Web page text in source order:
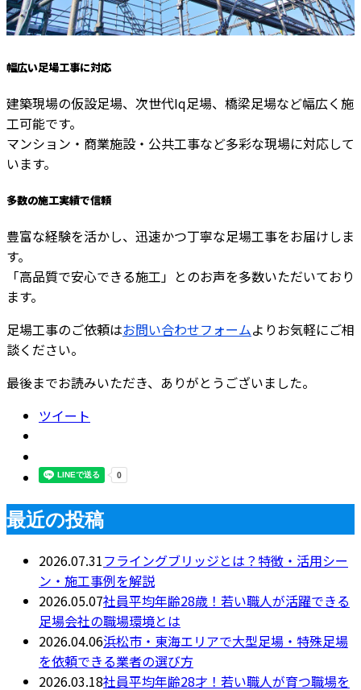
幅広い足場工事に対応
建築現場の仮設足場、次世代Iq足場、橋梁足場など幅広く施
工可能です。
マンション・商業施設・公共工事など多彩な現場に対応して
います。
多数の施工実績で信頼
豊富な経験を活かし、迅速かつ丁寧な足場工事をお届けしま
す。
「高品質で安心できる施工」とのお声を多数いただいており
ます。
足場工事のご依頼はお問い合わせフォームよりお気軽にご相
談ください。
最後までお読みいただき、ありがとうございました。
ツイート
最近の投稿
2026.07.31フライングブリッジとは？特徴・活用シー
ン・施工事例を解説
2026.05.07社員平均年齢28歳！若い職人が活躍できる
足場会社の職場環境とは
2026.04.06浜松市・東海エリアで大型足場・特殊足場
を依頼できる業者の選び方
2026.03.18社員平均年齢28才！若い職人が育つ職場を